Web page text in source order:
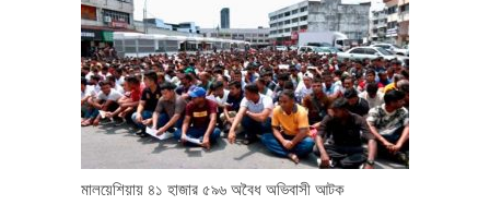
মালয়েশিয়ায় ৪১ হাজার ৫৯৬ অবৈধ অভিবাসী আটক